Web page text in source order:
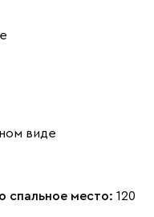
972
виде
спальное место: 120